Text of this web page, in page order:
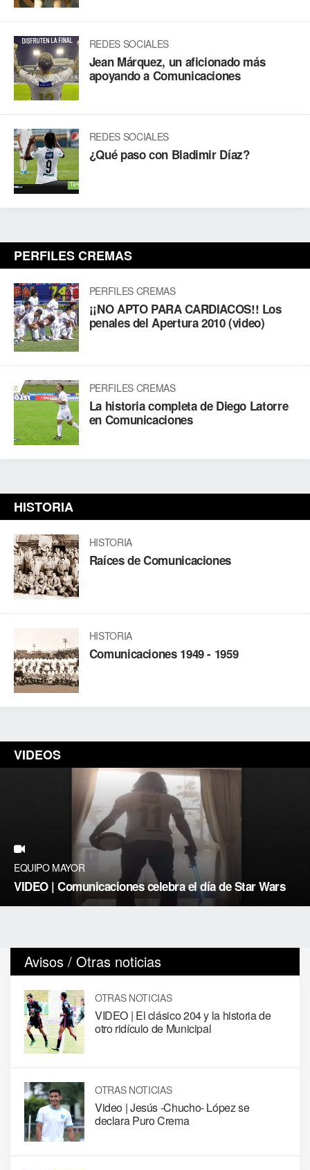
REDES SOCIALES
Jean Márquez, un aficionado más
apoyando a Comunicaciones
REDES SOCIALES
¿Qué paso con Bladimir Díaz?
PERFILES CREMAS
PERFILES CREMAS
¡¡NO APTO PARA CARDIACOS!! Los
penales del Apertura 2010 (video)
PERFILES CREMAS
La historia completa de Diego Latorre
en Comunicaciones
HISTORIA
HISTORIA
Raíces de Comunicaciones
HISTORIA
Comunicaciones 1949 - 1959
VIDEOS
EQUIPO MAYOR
VIDEO | Comunicaciones celebra el día de Star Wars
Avisos / Otras noticias
OTRAS NOTICIAS
VIDEO | El clásico 204 y la historia de
otro ridículo de Municipal
OTRAS NOTICIAS
Video | Jesús -Chucho- López se
declara Puro Crema